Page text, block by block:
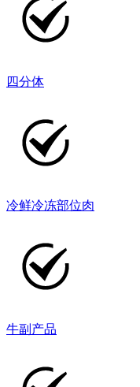
四分体
冷鲜冷冻部位肉
牛副产品